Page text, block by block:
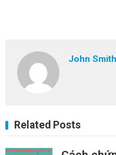
John Smith
Related Posts